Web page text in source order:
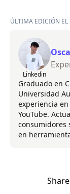
ÚLTIMA EDICIÓN
Linkedin
Graduado en
Universidad
experiencia
YouTube.
consumidores
en